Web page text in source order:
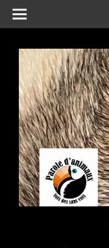
Aller
au
contenu
MENU